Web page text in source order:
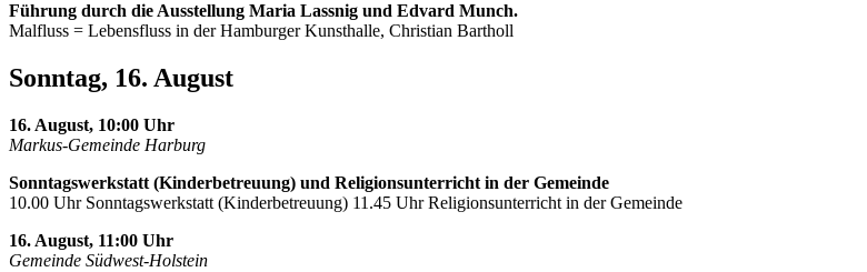
Führung durch die Ausstellung Maria Lassnig und Edvard Munch.
Malfluss = Lebensfluss in der Hamburger Kunsthalle, Christian Bartholl
Sonntag, 16. August
16. August, 10:00 Uhr
Markus-Gemeinde Harburg
Sonntagswerkstatt (Kinderbetreuung) und Religionsunterricht in der Gemeinde
10.00 Uhr Sonntagswerkstatt (Kinderbetreuung) 11.45 Uhr Religionsunterricht in der Gemeinde
16. August, 11:00 Uhr
Gemeinde Südwest-Holstein